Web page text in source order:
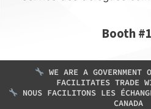
Booth
WE ARE A GOVERNMENT
FACILITATES TRADE
NOUS FACILITONS LES
CANADA